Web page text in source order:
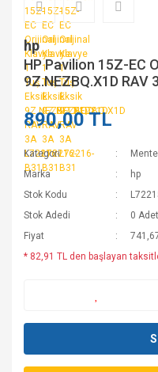
hp
HP Pavilion 15Z-EC
9Z.NEZBQ.X1D RAV
890,00 TL
Kategori
Marka
hp
Stok Kodu
Stok Adedi
0 Adet
Fiyat
* 82,91 TL den başlayan